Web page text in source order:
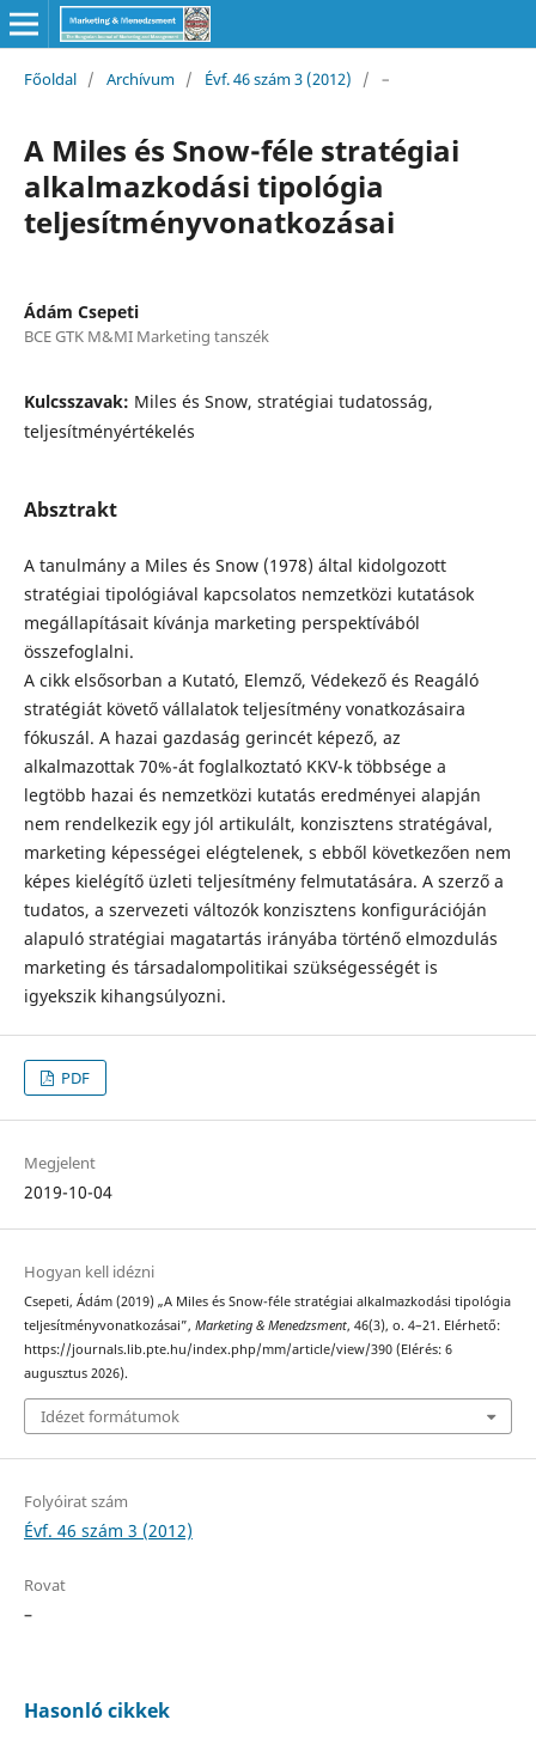
Főoldal / Archívum / Évf. 46 szám 3 (2012) / –
A Miles és Snow-féle stratégiai
alkalmazkodási tipológia
teljesítményvonatkozásai
Ádám Csepeti
BCE GTK M&MI Marketing tanszék
Kulcsszavak: Miles és Snow, stratégiai tudatosság,
teljesítményértékelés
Absztrakt
A tanulmány a Miles és Snow (1978) által kidolgozott
stratégiai tipológiával kapcsolatos nemzetközi kutatások
megállapításait kívánja marketing perspektívából
összefoglalni.
A cikk elsősorban a Kutató, Elemző, Védekező és Reagáló
stratégiát követő vállalatok teljesítmény vonatkozásaira
fókuszál. A hazai gazdaság gerincét képező, az
alkalmazottak 70%-át foglalkoztató KKV-k többsége a
legtöbb hazai és nemzetközi kutatás eredményei alapján
nem rendelkezik egy jól artikulált, konzisztens stratégával,
marketing képességei elégtelenek, s ebből következően nem
képes kielégítő üzleti teljesítmény felmutatására. A szerző a
tudatos, a szervezeti változók konzisztens konfigurációján
alapuló stratégiai magatartás irányába történő elmozdulás
marketing és társadalompolitikai szükségességét is
igyekszik kihangsúlyozni.
PDF
Megjelent
2019-10-04
Hogyan kell idézni
Csepeti, Ádám (2019) „A Miles és Snow-féle stratégiai alkalmazkodási tipológia
teljesítményvonatkozásai”, Marketing & Menedzsment, 46(3), o. 4–21. Elérhető:
https://journals.lib.pte.hu/index.php/mm/article/view/390 (Elérés: 6
augusztus 2026).
Idézet formátumok
Folyóirat szám
Évf. 46 szám 3 (2012)
Rovat
–
Hasonló cikkek